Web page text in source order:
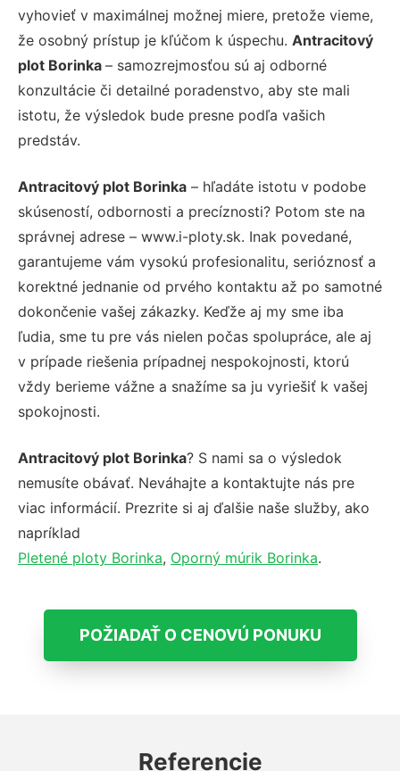
vyhovieť v maximálnej možnej miere, pretože vieme,
že osobný prístup je kľúčom k úspechu. Antracitový
plot Borinka – samozrejmosťou sú aj odborné
konzultácie či detailné poradenstvo, aby ste mali
istotu, že výsledok bude presne podľa vašich
predstáv.
Antracitový plot Borinka – hľadáte istotu v podobe
skúseností, odbornosti a precíznosti? Potom ste na
správnej adrese – www.i-ploty.sk. Inak povedané,
garantujeme vám vysokú profesionalitu, serióznosť a
korektné jednanie od prvého kontaktu až po samotné
dokončenie vašej zákazky. Keďže aj my sme iba
ľudia, sme tu pre vás nielen počas spolupráce, ale aj
v prípade riešenia prípadnej nespokojnosti, ktorú
vždy berieme vážne a snažíme sa ju vyriešiť k vašej
spokojnosti.
Antracitový plot Borinka? S nami sa o výsledok
nemusíte obávať. Neváhajte a kontaktujte nás pre
viac informácií. Prezrite si aj ďalšie naše služby, ako
napríklad
Pletené ploty Borinka, Oporný múrik Borinka.
POŽIADAŤ O CENOVÚ PONUKU
Referencie